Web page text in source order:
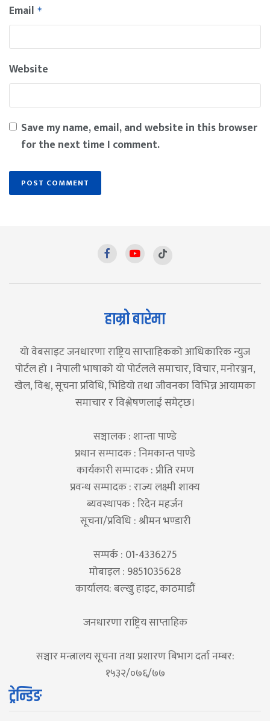
Email *
Website
Save my name, email, and website in this browser
for the next time I comment.
हाम्रो बारेमा
यो वेबसाइट जनधारणा राष्ट्रिय साप्ताहिकको आधिकारिक न्युज
पोर्टल हो । नेपाली भाषाको यो पोर्टलले समाचार, विचार, मनोरञ्जन,
खेल, विश्व, सूचना प्रविधि, भिडियो तथा जीवनका विभिन्न आयामका
समाचार र विश्लेषणलाई समेट्छ।
सञ्चालक : शान्ता पाण्डे
प्रधान सम्पादक : निमकान्त पाण्डे
कार्यकारी सम्पादक : प्रीति रमण
प्रवन्ध सम्पादक : राज्य लक्ष्मी शाक्य
ब्यवस्थापक : रिदेन महर्जन
सूचना/प्रविधि : श्रीमन भण्डारी
सम्पर्क : 01-4336275
मोबाइल : 9851035628
कार्यालय: बल्खु हाइट, काठमाडौं
जनधारणा राष्ट्रिय साप्ताहिक
सञ्चार मन्त्रालय सूचना तथा प्रशारण बिभाग दर्ता नम्बर:
१५३२/०७६/७७
ट्रेन्डिङ